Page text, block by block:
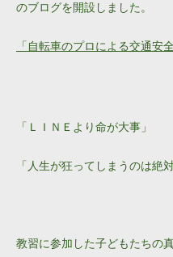
のブログを開設しました。
「自転車のプロによる交通安
「ＬＩＮＥより命が大事」
「人生が狂ってしまうのは絶
教習に参加した子どもたちの